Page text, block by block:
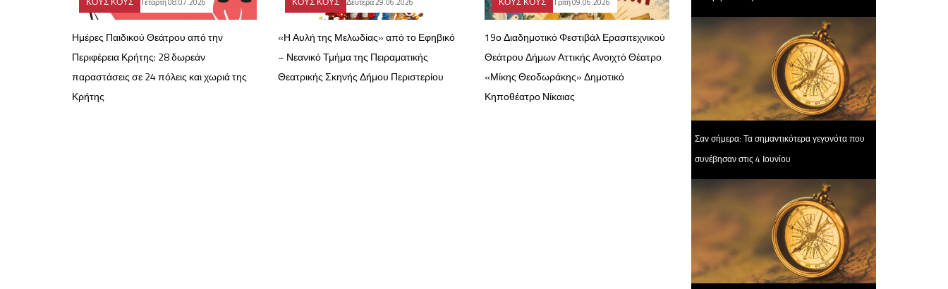
Ημέρες Παιδικού Θεάτρου από την
Περιφέρεια Κρήτης: 28 δωρεάν
παραστάσεις σε 24 πόλεις και χωριά της
Κρήτης
«Η Αυλή της Μελωδίας» από το Εφηβικό
– Νεανικό Τμήμα της Πειραματικής
Θεατρικής Σκηνής Δήμου Περιστερίου
19ο Διαδημοτικό Φεστιβάλ Ερασιτεχνικού
Θεάτρου Δήμων Αττικής Ανοιχτό Θέατρο
«Μίκης Θεοδωράκης» Δημοτικό
Κηποθέατρο Νίκαιας
Σαν σήμερα: Τα σημαντικότερα γεγονότα που
συνέβησαν στις 4 Ιουνίου